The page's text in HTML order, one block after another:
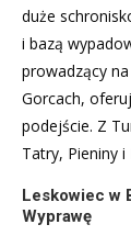
duże
i bazą
prowadzący
Gorcach,
podejście. Z
Tatry, Pieniny i
Leskowiec w
Wyprawę